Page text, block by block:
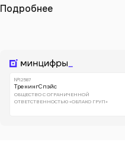
Подробнее
№12587
ТренингСпэйс
ОБЩЕСТВО С ОГРАНИЧЕННОЙ
ОТВЕТСТВЕННОСТЬЮ «ОБЛАКО ГРУП»